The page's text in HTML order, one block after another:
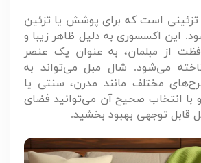
است که برای پوشش یا تزئین
این اکسسوری به دلیل ظاهر زیبا و
از مبلمان، به عنوان یک عنصر
می‌شود. شال مبل می‌تواند به
مختلف مانند مدرن، سنتی یا
با انتخاب صحیح آن می‌توانید فضای
قابل توجهی بهبود بخشید.